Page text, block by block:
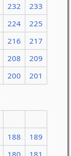
232
233
224
225
216
217
208
209
200 201
188
189
180
181